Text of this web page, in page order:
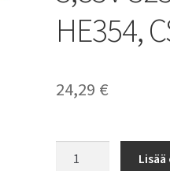
HE354,
24,29 €